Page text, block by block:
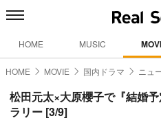
HOME MUSIC
HOME MOVIE 国内ドラマ ニュ
松田元太×大原櫻子で『結婚
ラリー [3/9]